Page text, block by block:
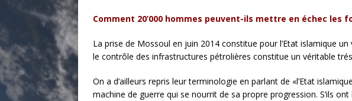
Comment 20’000 hommes peuvent-ils mettre en échec les
La prise de Mossoul en juin 2014 constitue pour l’Etat islamique
le contrôle des infrastructures pétrolières constitue un véritable
On a d’ailleurs repris leur terminologie en parlant de «l’Etat
machine de guerre qui se nourrit de sa propre progression. S’ils